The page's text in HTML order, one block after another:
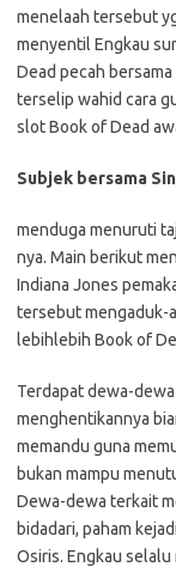
menelaah tersebut
menyentil Engkau
Dead pecah
terselip wahid cara
slot Book of Dead
Subjek bersama
menduga menuruti
nya. Main berikut
Indiana Jones
tersebut mengaduk-
lebihlebih Book of
Terdapat dewa-
menghentikannya
memandu guna
bukan mampu
Dewa-dewa terkait
bidadari, paham
Osiris. Engkau